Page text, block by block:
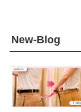
New-Blog